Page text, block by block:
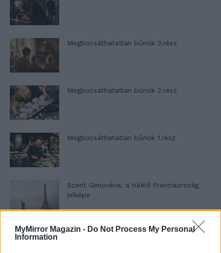
MyMirror Magazin - Do Not Process My Personal
Information
Megbocsáthatatlan bűnök 3.rész
Megbocsáthatatlan bűnök 2.rész
Megbocsáthatatlan bűnök 1.rész
Szent Genovéva, a túlélő Franciaország
jelképe
Minka 12. rész